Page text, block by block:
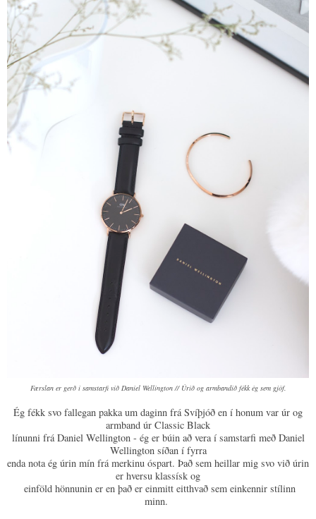
Færslan er gerð í samstarfi við Daniel Wellington // Úrið og armbandið fékk ég sem gjöf.
Ég fékk svo fallegan pakka um daginn frá Svíþjóð en í honum var úr og
armband úr Classic Black
línunni frá Daniel Wellington - ég er búin að vera í samstarfi með Daniel
Wellington síðan í fyrra
enda nota ég úrin mín frá merkinu óspart. Það sem heillar mig svo við úrin
er hversu klassísk og
einföld hönnunin er en það er einmitt eitthvað sem einkennir stílinn
minn.